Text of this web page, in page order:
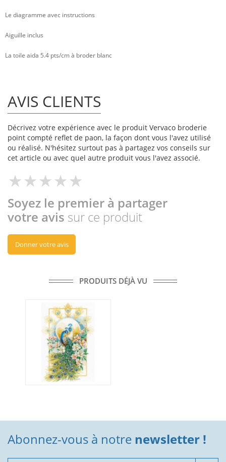
Le diagramme avec instructions
Aiguille inclus
La toile aida 5.4 pts/cm à broder blanc
AVIS CLIENTS
Décrivez votre expérience avec le produit Vervaco broderie
point compté reflet de paon, la façon dont vous l'avez utilisé
ou réalisé. N'hésitez surtout pas à partagez vos conseils sur
cet article ou avec quel autre produit vous l'avez associé.
Soyez le premier à partager
votre avis sur ce produit
Donner votre avis
PRODUITS DÉJÀ VU
Abonnez-vous à notre newsletter !